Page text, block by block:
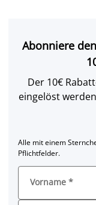
Abonniere
Der 10€
eingelöst
Alle mit einem
Pflichtfelder.
Vorname *